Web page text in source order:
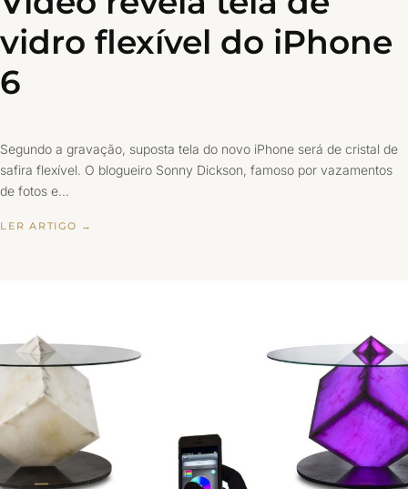
vidro flexível do iPhone
6
Segundo a gravação, suposta tela do novo iPhone será de cristal de
safira flexível. O blogueiro Sonny Dickson, famoso por vazamentos
de fotos e…
LER ARTIGO →